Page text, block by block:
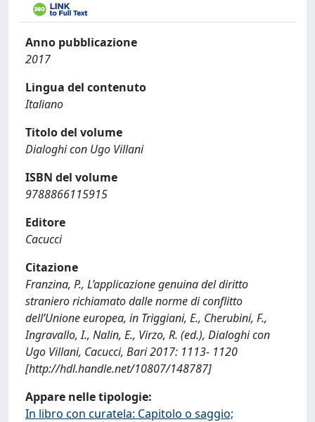
Anno pubblicazione
2017
Lingua del contenuto
Italiano
Titolo del volume
Dialoghi con Ugo Villani
ISBN del volume
9788866115915
Editore
Cacucci
Citazione
Franzina, P., L’applicazione genuina del diritto
straniero richiamato dalle norme di conflitto
dell’Unione europea, in Triggiani, E., Cherubini, F.,
Ingravallo, I., Nalin, E., Virzo, R. (ed.), Dialoghi con
Ugo Villani, Cacucci, Bari 2017: 1113- 1120
[http://hdl.handle.net/10807/148787]
Appare nelle tipologie:
In libro con curatela: Capitolo o saggio;